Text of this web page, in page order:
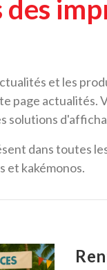
et les
page actualités.
solutions
dans toutes
et kakémonos.